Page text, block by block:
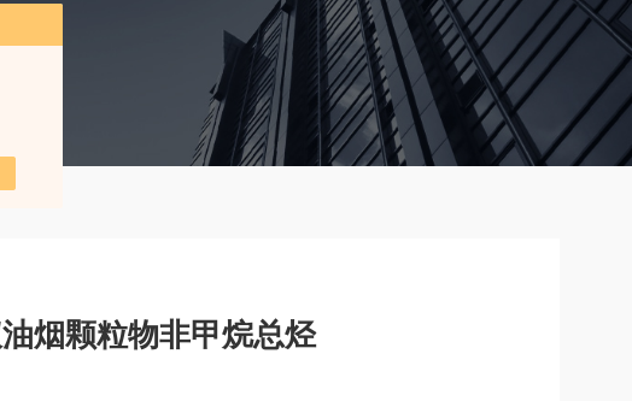
烟颗粒物非甲烷总烃